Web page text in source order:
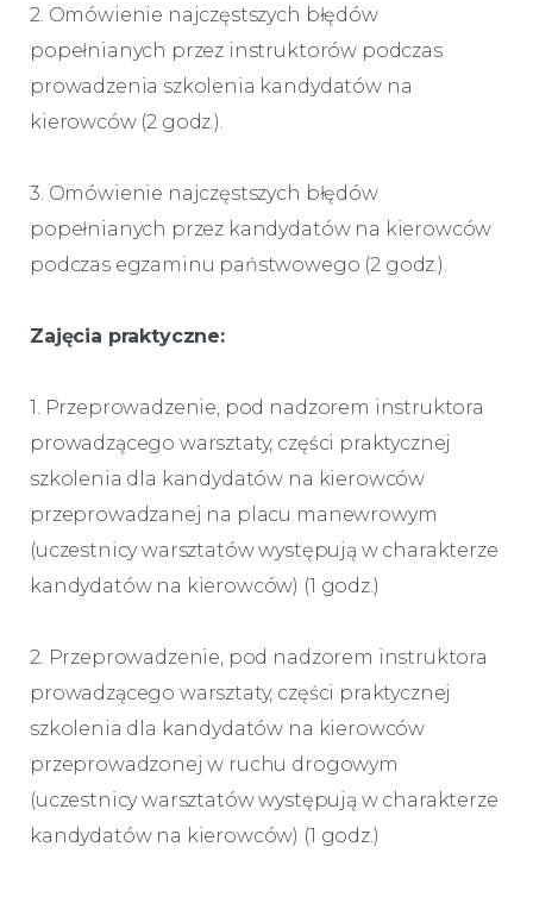
2. Omówienie najczęstszych błędów
popełnianych przez instruktorów podczas
prowadzenia szkolenia kandydatów na
kierowców (2 godz.).
3. Omówienie najczęstszych błędów
popełnianych przez kandydatów na kierowców
podczas egzaminu państwowego (2 godz.).
Zajęcia praktyczne:
1. Przeprowadzenie, pod nadzorem instruktora
prowadzącego warsztaty, części praktycznej
szkolenia dla kandydatów na kierowców
przeprowadzanej na placu manewrowym
(uczestnicy warsztatów występują w charakterze
kandydatów na kierowców) (1 godz.)
2. Przeprowadzenie, pod nadzorem instruktora
prowadzącego warsztaty, części praktycznej
szkolenia dla kandydatów na kierowców
przeprowadzonej w ruchu drogowym
(uczestnicy warsztatów występują w charakterze
kandydatów na kierowców) (1 godz.)